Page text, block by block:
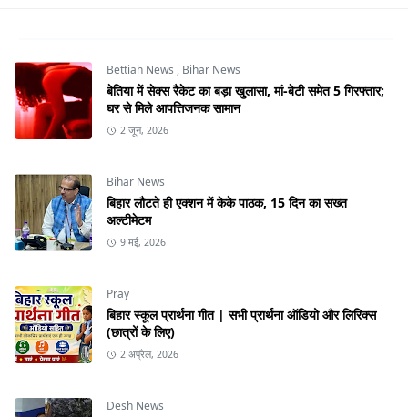
Bettiah News , Bihar News
बेतिया में सेक्स रैकेट का बड़ा खुलासा, मां-बेटी समेत 5 गिरफ्तार;
घर से मिले आपत्तिजनक सामान
2 जून, 2026
Bihar News
बिहार लौटते ही एक्शन में केके पाठक, 15 दिन का सख्त
अल्टीमेटम
9 मई, 2026
Pray
बिहार स्कूल प्रार्थना गीत | सभी प्रार्थना ऑडियो और लिरिक्स
(छात्रों के लिए)
2 अप्रैल, 2026
Desh News